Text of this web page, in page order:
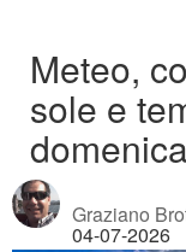
Meteo,
sole e
Graziano
04-07-2026